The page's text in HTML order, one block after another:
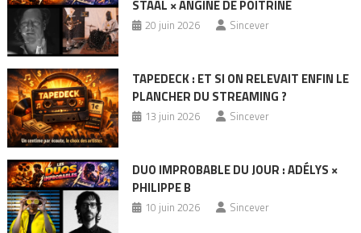
STAAL × ANGINE DE POITRINE
20 juin 2026 Sincever
TAPEDECK : ET SI ON RELEVAIT ENFIN LE
PLANCHER DU STREAMING ?
13 juin 2026 Sincever
DUO IMPROBABLE DU JOUR : ADÉLYS ×
PHILIPPE B
10 juin 2026 Sincever